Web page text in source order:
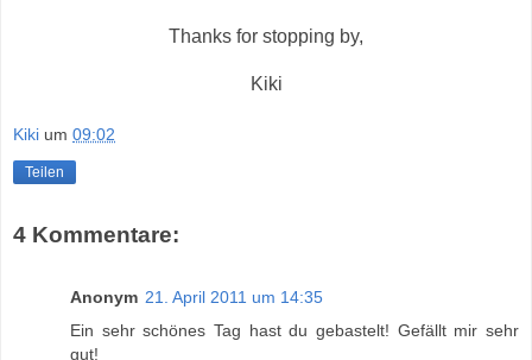
Thanks for stopping by,
Kiki
Kiki um 09:02
Teilen
4 Kommentare:
Anonym 21. April 2011 um 14:35
Ein sehr schönes Tag hast du gebastelt! Gefällt mir sehr
gut!